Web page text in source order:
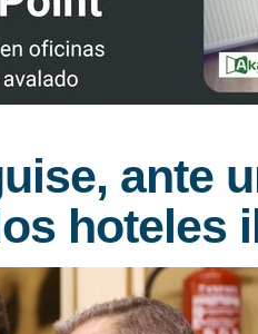
ante
hoteles